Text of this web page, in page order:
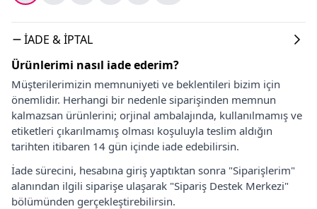
İADE & İPTAL
Ürünlerimi nasıl iade ederim?
Müşterilerimizin memnuniyeti ve beklentileri bizim için
önemlidir. Herhangi bir nedenle siparişinden memnun
kalmazsan ürünlerini; orjinal ambalajında, kullanılmamış ve
etiketleri çıkarılmamış olması koşuluyla teslim aldığın
tarihten itibaren 14 gün içinde iade edebilirsin.
İade sürecini, hesabına giriş yaptıktan sonra "Siparişlerim"
alanından ilgili siparişe ulaşarak "Sipariş Destek Merkezi"
bölümünden gerçekleştirebilirsin.